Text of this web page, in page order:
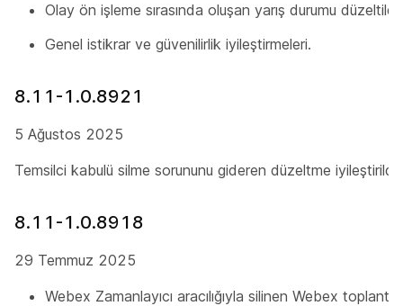
Olay ön işleme sırasında oluşan yarış durumu düzeltildi.
Genel istikrar ve güvenilirlik iyileştirmeleri.
8.11-1.0.8921
5 Ağustos 2025
Temsilci kabulü silme sorununu gideren düzeltme iyileştirildi.
8.11-1.0.8918
29 Temmuz 2025
Webex Zamanlayıcı aracılığıyla silinen Webex